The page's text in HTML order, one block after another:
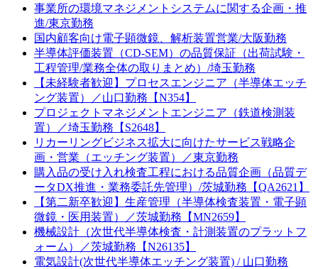
事業所の環境マネジメントシステムに関する企画・推
進/東京勤務
国内顧客向け電子顕微鏡、解析装置営業/大阪勤務
半導体評価装置（CD-SEM）の品質保証（出荷試験・
工程管理/業務全体の取りまとめ）/埼玉勤務
【未経験者歓迎】プロセスエンジニア（半導体エッチ
ング装置）／山口勤務【N354】
プロジェクトマネジメントエンジニア（鉄道検測装
置）／埼玉勤務【S2648】
リカーリングビジネス拡大に向けたサービス戦略企
画・営業（エッチング装置）／東京勤務
購入品の受け入れ検査工程における品質企画（品質デ
ータDX推進・業務委託先管理）/茨城勤務【QA2621】
【第二新卒歓迎】生産管理（半導体検査装置・電子顕
微鏡・医用装置）／茨城勤務【MN2659】
機械設計（次世代半導体検査・計測装置のプラットフ
ォーム）／茨城勤務【N26135】
電気設計(次世代半導体エッチング装置) / 山口勤務